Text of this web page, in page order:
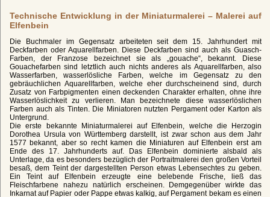
Technische Entwicklung in der Miniaturmalerei – Malerei auf
Elfenbein
Die Buchmaler im Gegensatz arbeiteten seit dem 15. Jahrhundert mit
Deckfarben oder Aquarellfarben. Diese Deckfarben sind auch als Guasch-
Farben, der Franzose bezeichnet sie als „gouache“, bekannt. Diese
Gouachefarben sind letztlich auch nichts anderes als Aquarellfarben, also
Wasserfarben, wasserlösliche Farben, welche im Gegensatz zu den
gebräuchlichen Aquarellfarben, welche eher durchscheinend sind, durch
Zusatz von Farbpigmenten einen deckenden Charakter erhalten, ohne ihre
Wasserlöslichkeit zu verlieren. Man bezeichnete diese wasserlöslichen
Farben auch als Tinten. Die Miniatoren nutzten Pergament oder Karton als
Untergrund.
Die erste bekannte Miniaturmalerei auf Elfenbein, welche die Herzogin
Dorothea Ursula von Württemberg darstellt, ist zwar schon aus dem Jahr
1577 bekannt, aber so recht kamen die Miniaturen auf Elfenbein erst am
Ende des 17. Jahrhunderts auf. Das Elfenbein dominierte alsbald als
Unterlage, da es besonders bezüglich der Portraitmalerei den großen Vorteil
besaß, dem Teint der dargestellten Person etwas Lebensechtes zu geben.
Ein Teint auf Elfenbein erzeugte eine belebende Frische, ließ das
Fleischfarbene nahezu natürlich erscheinen. Demgegenüber wirkte das
Inkarnat auf Papier oder Pappe etwas kalkig, auf Pergament bekam es einen